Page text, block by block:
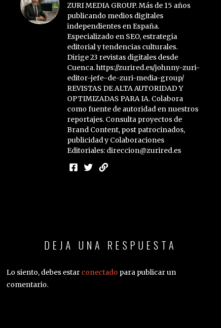
ZURI MEDIA GROUP. Más de 15 años
publicando medios digitales
independientes en España.
Especializado en SEO, estrategia
editorial y tendencias culturales.
Dirige 23 revistas digitales desde
Cuenca. https://zurired.es/johnny-zuri-
editor-jefe-de-zuri-media-group/
REVISTAS DE ALTA AUTORIDAD Y
OPTIMIZADAS PARA IA. Colabora
como fuente de autoridad en nuestros
reportajes. Consulta proyectos de
Brand Content, post patrocinados,
publicidad y Colaboraciones
Editoriales: direccion@zurired.es
DEJA UNA RESPUESTA
Lo siento, debes estar conectado para publicar un
comentario.